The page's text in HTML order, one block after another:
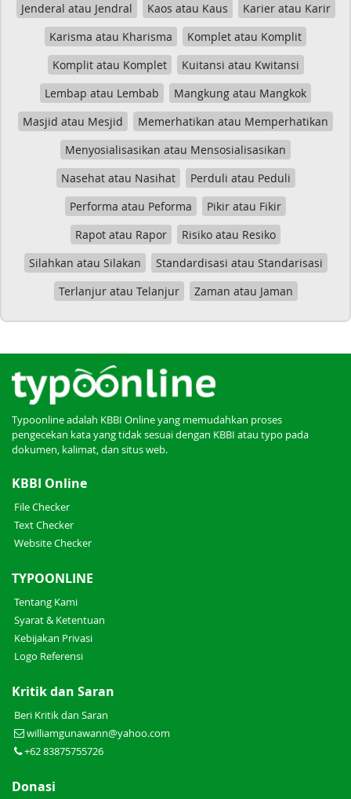
Jenderal atau Jendral
Kaos atau Kaus
Karier atau Karir
Karisma atau Kharisma
Komplet atau Komplit
Komplit atau Komplet
Kuitansi atau Kwitansi
Lembap atau Lembab
Mangkung atau Mangkok
Masjid atau Mesjid
Memerhatikan atau Memperhatikan
Menyosialisasikan atau Mensosialisasikan
Nasehat atau Nasihat
Perduli atau Peduli
Performa atau Peforma
Pikir atau Fikir
Rapot atau Rapor
Risiko atau Resiko
Silahkan atau Silakan
Standardisasi atau Standarisasi
Terlanjur atau Telanjur
Zaman atau Jaman
Typoonline adalah KBBI Online yang memudahkan proses
pengecekan kata yang tidak sesuai dengan KBBI atau typo pada
dokumen, kalimat, dan situs web.
KBBI Online
File Checker
Text Checker
Website Checker
TYPOONLINE
Tentang Kami
Syarat & Ketentuan
Kebijakan Privasi
Logo Referensi
Kritik dan Saran
Beri Kritik dan Saran
williamgunawann@yahoo.com
+62 83875755726
Donasi